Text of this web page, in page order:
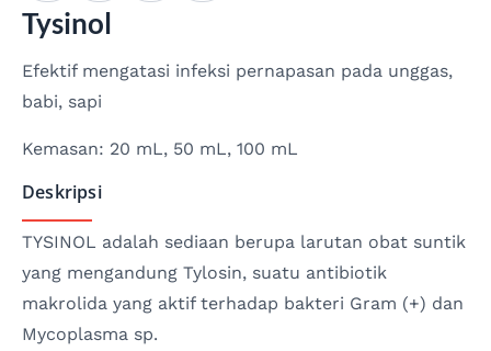
Tysinol
Efektif mengatasi infeksi pernapasan pada unggas,
babi, sapi
Kemasan: 20 mL, 50 mL, 100 mL
Deskripsi
TYSINOL adalah sediaan berupa larutan obat suntik
yang mengandung Tylosin, suatu antibiotik
makrolida yang aktif terhadap bakteri Gram (+) dan
Mycoplasma sp.